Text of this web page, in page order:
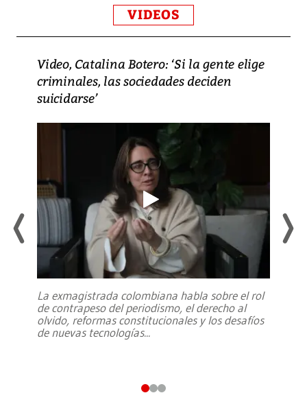
VIDEOS
Video, Catalina Botero: ‘Si la gente elige
criminales, las sociedades deciden
suicidarse’
La exmagistrada colombiana habla sobre el rol
de contrapeso del periodismo, el derecho al
olvido, reformas constitucionales y los desafíos
de nuevas tecnologías...